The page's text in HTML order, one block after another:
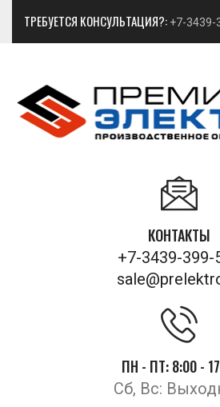
ТРЕБУЕТСЯ КОНСУЛЬТАЦИЯ?: +7-3439-
КОНТАКТЫ
+7-3439-399-
ПН - ПТ: 8:00 -
Сб, Вс: